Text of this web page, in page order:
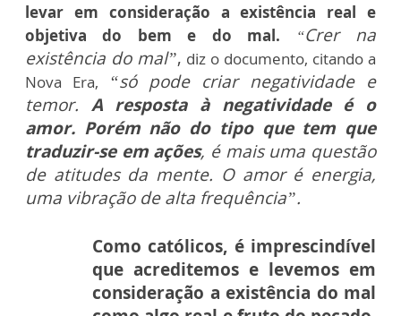
levar em consideração a existência real e
objetiva do bem e do mal.
“Crer na
existência do mal”, diz o documento, citando a
Nova Era, “só pode criar negatividade e
temor. A resposta à negatividade é o
amor. Porém não do tipo que tem que
traduzir-se em ações, é mais uma questão
de atitudes da mente. O amor é energia,
uma vibração de alta frequência”.
Como católicos, é imprescindível
que acreditemos e levemos em
consideração a existência do mal